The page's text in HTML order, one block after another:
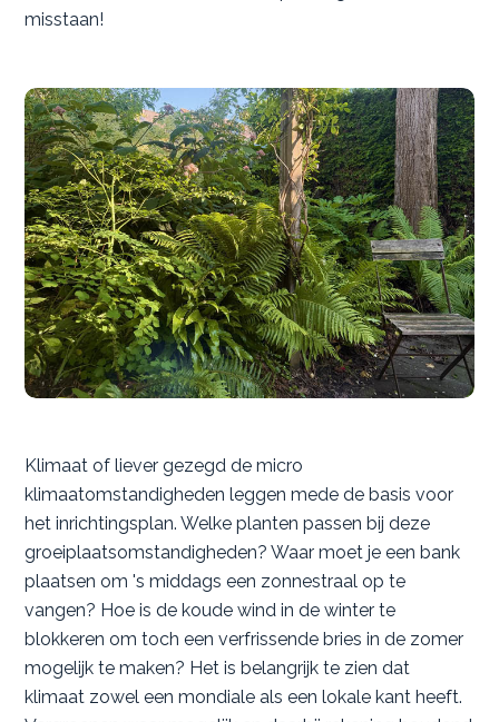
misstaan!
Klimaat of liever gezegd de micro
klimaatomstandigheden leggen mede de basis voor
het inrichtingsplan. Welke planten passen bij deze
groeiplaatsomstandigheden? Waar moet je een bank
plaatsen om 's middags een zonnestraal op te
vangen? Hoe is de koude wind in de winter te
blokkeren om toch een verfrissende bries in de zomer
mogelijk te maken? Het is belangrijk te zien dat
klimaat zowel een mondiale als een lokale kant heeft.